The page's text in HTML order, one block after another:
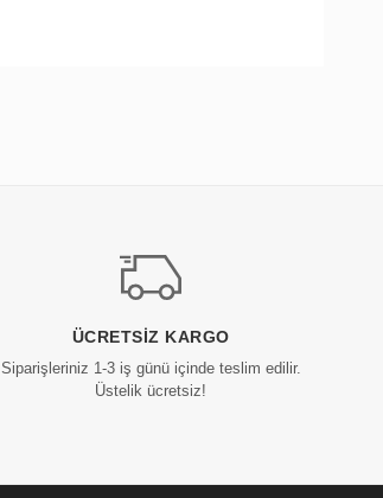
ÜCRETSIZ KARGO
Siparişleriniz 1-3 iş günü içinde teslim edilir.
Üstelik ücretsiz!